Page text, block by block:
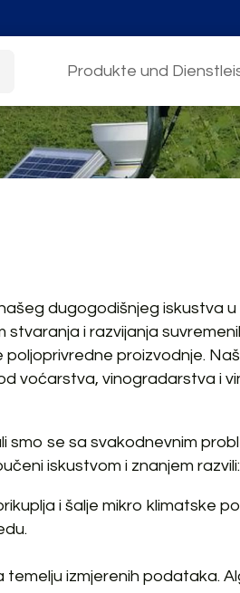
Produkte und
dugogodišnjeg iskustva u
stvaranja i razvijanja
proizvodnje.
voćarstva, vinogradarstva i
smo se sa svakodnevnim
iskustvom i znanjem razvili:
i šalje mikro klimatske
temelju izmjerenih podataka.